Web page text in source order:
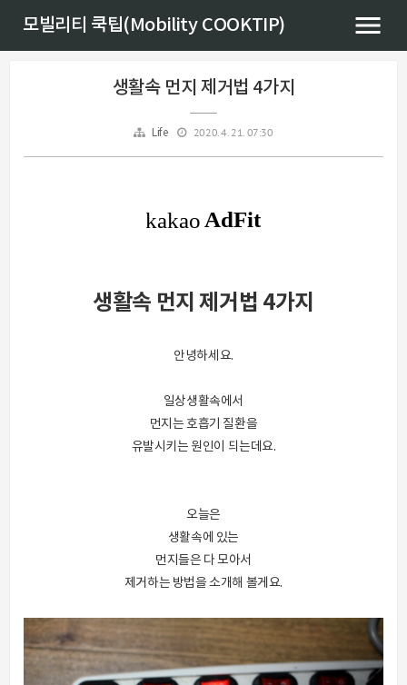
모빌리티 쿡팁(Mobility COOKTIP)
생활속 먼지 제거법 4가지
Life 2020. 4. 21. 07:30
생활속 먼지 제거법 4가지
안녕하세요.
일상생활속에서
먼지는 호흡기 질환을
유발시키는 원인이 되는데요.
오늘은
생활속에 있는
먼지들은 다 모아서
제거하는 방법을 소개해 볼게요.